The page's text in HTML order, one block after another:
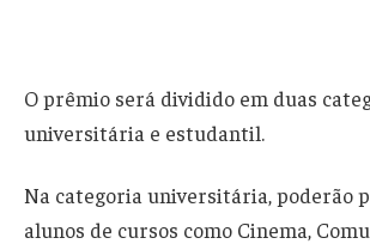
O prêmio será dividido em duas
universitária e estudantil.
Na categoria universitária, poderão
alunos de cursos como Cinema,